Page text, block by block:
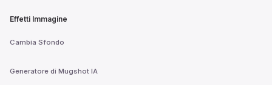
Effetti Immagine
Cambia Sfondo
Generatore di Mugshot IA